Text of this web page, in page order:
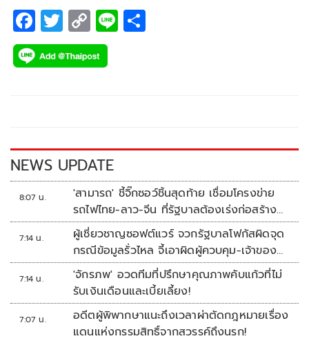
F
ac
e
k
T
wi
tt
C
o
p
k
Li
NEWS UPDATE
8:07 น.
'สามารถ' ชี้จิ๊กซอว์ชิ้นสุดท้าย เชื่อมโครงข่าย
รถไฟไทย-ลาว-จีน ที่รัฐบาลต้องเร่งก่อสร้าง
ทันที
7:14 น.
ผู้เชี่ยวชาญซอฟต์แวร์ จวกรัฐบาลโฟกัสผิดจุด
กรณีข้อมูลรั่วไหล จี้เอาผิดผู้ควบคุม-เจ้าของ
ระบบตามกฎหมาย PDPA
7:14 น.
'จักรภพ' อวดทีมที่ปรึกษาคุณภาพคับแก้วที่ไม่
รับเงินเดือนและเบี้ยเลี้ยง!
7:07 น.
อดีตผู้พิพากษาแนะถึงเวลาผ่าตัดกฎหมายเรื่อง
แดนแห่งกรรมสิทธิ์จากสวรรค์ถึงนรก!